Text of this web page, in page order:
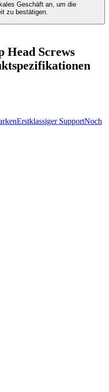
Geschäft an, um die
zu bestätigen.
Head Screws
Erstklassiger SupportNoch